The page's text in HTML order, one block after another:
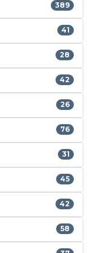
389
41
28
42
26
76
31
45
42
58